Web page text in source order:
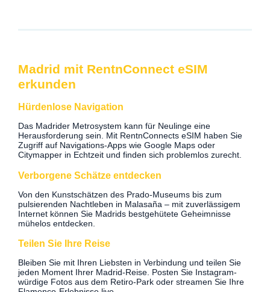
Madrid mit RentnConnect eSIM
erkunden
Hürdenlose Navigation
Das Madrider Metrosystem kann für Neulinge eine
Herausforderung sein. Mit RentnConnects eSIM haben Sie
Zugriff auf Navigations-Apps wie Google Maps oder
Citymapper in Echtzeit und finden sich problemlos zurecht.
Verborgene Schätze entdecken
Von den Kunstschätzen des Prado-Museums bis zum
pulsierenden Nachtleben in Malasaña – mit zuverlässigem
Internet können Sie Madrids bestgehütete Geheimnisse
mühelos entdecken.
Teilen Sie Ihre Reise
Bleiben Sie mit Ihren Liebsten in Verbindung und teilen Sie
jeden Moment Ihrer Madrid-Reise. Posten Sie Instagram-
würdige Fotos aus dem Retiro-Park oder streamen Sie Ihre